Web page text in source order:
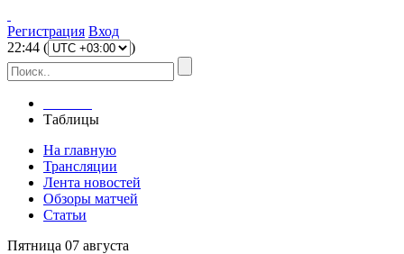
Регистрация Вход
22:44 ( )
Таблицы
На главную
Трансляции
Лента новостей
Обзоры матчей
Статьи
Пятница 07 августа